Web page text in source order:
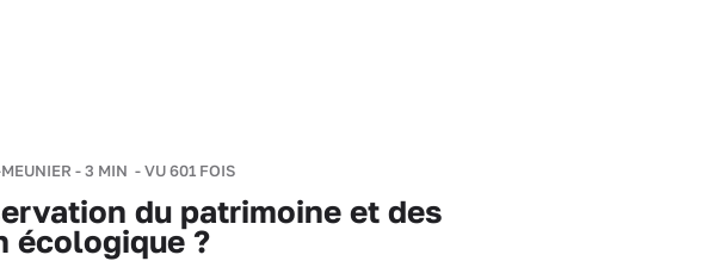
-3 MIN - VU 601 FOIS
du patrimoine et des
écologique ?